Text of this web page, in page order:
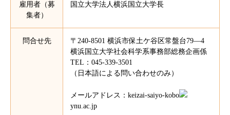
雇用者（募
集者）
国立大学法人横浜国立大学長
問合せ先
〒240-8501 横浜市保土ケ谷区常盤台79―4
横浜国⽴⼤学社会科学系事務部総務企画係
TEL：045-339-3501
（日本語による問い合わせのみ）
メールアドレス：keizai-saiyo-kobo
ynu.ac.jp